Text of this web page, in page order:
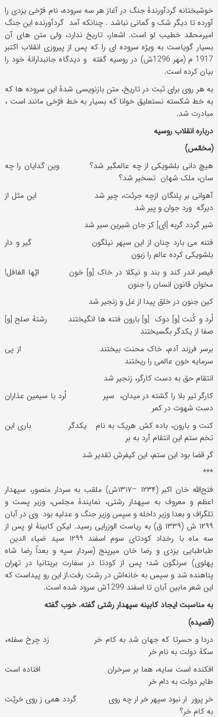
خوشبختانه گردآورندۀ جنگ در آغاز هر سه سروده، نام فرّخی یزدی را
آورده تا دیگر شک و گمانی نباشد . چنانکه آمد گردآورنده این جنگ
امیرمحمّد خطیب لو است. اشعار، تاریخ ندارد، ولی متن های آن
بسیار گویاست به ویژه سروده ای را که پس از پیروزی انقلاب اکتبر
1917 م (مهر 1296ش) در روسیه گفته و دیدگاه جانبدارانۀ خود را
بیان کرده است.
به هر روی برای ثبت در تاریخ، متن بازنویسی شدۀ این سروده ها که
به خط شکسته نستعلیق خوانا که بسیار به خط فرّخی مانند است ،
مبادرت شد.
دربارۀ انقلاب روسیه
(مخمّس)
هیچ دانی بلشویکی از چه عالمگیر شد؟ وین گدایان را چه
سان، ملک شهان تسخیر شد؟
آهوانی بر پلنگان ازچه جرئت، چیر شد این مثل از
دیرگه ورد جوان و پیر شد
شیر گردد گربه [ای] کز جان شیرین سیر شد
فتنه می بارد چنان از این سپهر نیلگون گیر و دار
بلشویکی کرده عالم را زبون
قیصر اندر کند و بند و نیکلا در خاک [و] خون ایّها الغافل!
مخوان قانون انسان را جنون
کین جنون در خلق پیدا از غل و زنجیر شد
لُرد و کُنت [و] دوک [و] بارون فتنه ها انگیختند رشتۀ صلح [و]
صفا از یکدگر بگسیختند
برسر فرزند آدم، خاک محنت بیختند از پی
سرمایه خون عالمی را ریختند
انتقام حق به دست کارگر، زنجیر شد
کارگر تیر بلا را گشته در میدان، سپر لُرد با سیمین عذاران
دست شهوت در کمر
کنت و بارون، باده کش هریک به نام یکدگر باری این
تخم ستم این انتقام آرد به بر
گر قضا بود این ستم، این کیفرش تقدیر شد
***
فتح‌الله خان اکبر (۱۲۳۴ –۱۳۱۷ش) ملقب به سردار منصور، سپهدار
اعظم و معروف به سپهدار رشتی، نمایندۀ مجلس، وزیر پست و
تلگراف و بعدا وزیر داخله و سپس وزیر جنگ و عدلیه بود وی در آبان
۱۲۹۹ ش (۱۳۳۹ ق) به ریاست الوزرایی رسید. لیکن کابینۀ او پس از
سه ماه با رخداد کودتای سوم اسفند ۱۲۹۹ سید ضیاء الدین
طباطبایی یزدی و رضا خان میرپنج (سردار سپه و بعداً رضا شاه
پهلوی) سرنگون شد؛ پس از کودتا در سفارت بریتانیا در تهران
پناهنده شد و سپس به خانه‌اش در رشت رفت.از این رو پیداست که
این شعر مابین آبان تا اسفند 1299ش سرود شده است.
به مناسبت ایجاد کابینۀ سپهدار رشتی گفته. خوب گفته
(قصیده)
دردا و حسرتا که جهان شد به کام خر زد چرخ سفله،
سکۀ دولت به نام خر
افکنده است سایه، هما بر سرخران افتاده است
طایر دولت به دام خر
خر پرور ار نبود سپهر خر ار چه روی گردد همی ز روی خریّت
به کام خر؟